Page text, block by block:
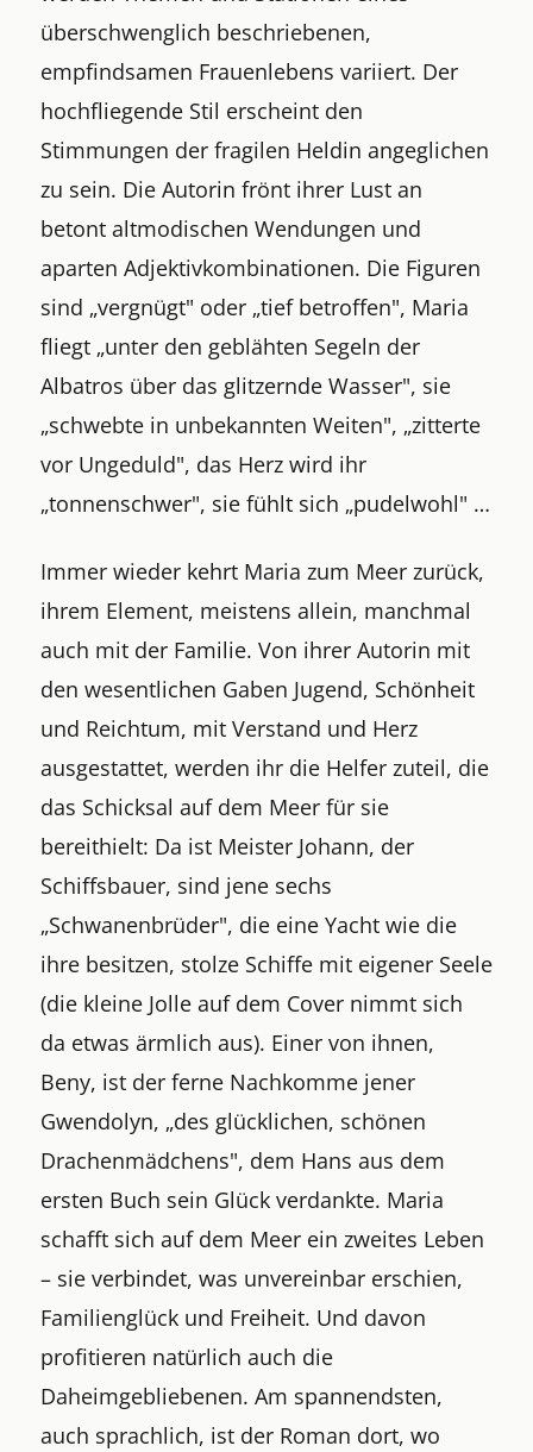
überschwenglich beschriebenen,
empfindsamen Frauenlebens variiert. Der
hochfliegende Stil erscheint den
Stimmungen der fragilen Heldin angeglichen
zu sein. Die Autorin frönt ihrer Lust an
betont altmodischen Wendungen und
aparten Adjektivkombinationen. Die Figuren
sind „vergnügt" oder „tief betroffen", Maria
fliegt „unter den geblähten Segeln der
Albatros über das glitzernde Wasser", sie
„schwebte in unbekannten Weiten", „zitterte
vor Ungeduld", das Herz wird ihr
„tonnenschwer", sie fühlt sich „pudelwohl" …
Immer wieder kehrt Maria zum Meer zurück,
ihrem Element, meistens allein, manchmal
auch mit der Familie. Von ihrer Autorin mit
den wesentlichen Gaben Jugend, Schönheit
und Reichtum, mit Verstand und Herz
ausgestattet, werden ihr die Helfer zuteil, die
das Schicksal auf dem Meer für sie
bereithielt: Da ist Meister Johann, der
Schiffsbauer, sind jene sechs
„Schwanenbrüder", die eine Yacht wie die
ihre besitzen, stolze Schiffe mit eigener Seele
(die kleine Jolle auf dem Cover nimmt sich
da etwas ärmlich aus). Einer von ihnen,
Beny, ist der ferne Nachkomme jener
Gwendolyn, „des glücklichen, schönen
Drachenmädchens", dem Hans aus dem
ersten Buch sein Glück verdankte. Maria
schafft sich auf dem Meer ein zweites Leben
– sie verbindet, was unvereinbar erschien,
Familienglück und Freiheit. Und davon
profitieren natürlich auch die
Daheimgebliebenen. Am spannendsten,
auch sprachlich, ist der Roman dort, wo